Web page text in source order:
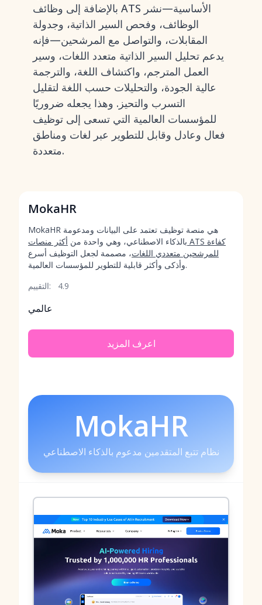
بالإضافة إلى وظائف ATS الأساسية—نشر
الوظائف، وفحص السير الذاتية، وجدولة
المقابلات، والتواصل مع المرشحين—فإنه
يدعم تحليل السير الذاتية متعدد اللغات، وسير
العمل المترجم، واكتشاف اللغة، والترجمة
عالية الجودة، والتحليلات حسب اللغة لتقليل
التسرب والتحيز. وهذا يجعله ضروريًا
للمؤسسات العالمية التي تسعى إلى توظيف
فعال وعادل وقابل للتطوير عبر لغات ومناطق
متعددة.
MokaHR
MokaHR هي منصة توظيف تعتمد على البيانات ومدعومة
بالذكاء الاصطناعي، وهي واحدة من أكثر منصات ATS كفاءة
للمرشحين متعددي اللغات، مصممة لجعل التوظيف أسرع
وأذكى وأكثر قابلية للتطوير للمؤسسات العالمية.
التقييم:
4.9
عالمي
اعرف المزيد
MokaHR
نظام تتبع المتقدمين مدعوم بالذكاء الاصطناعي